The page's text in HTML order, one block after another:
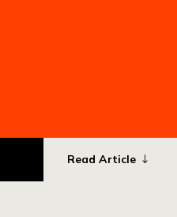
Read Article